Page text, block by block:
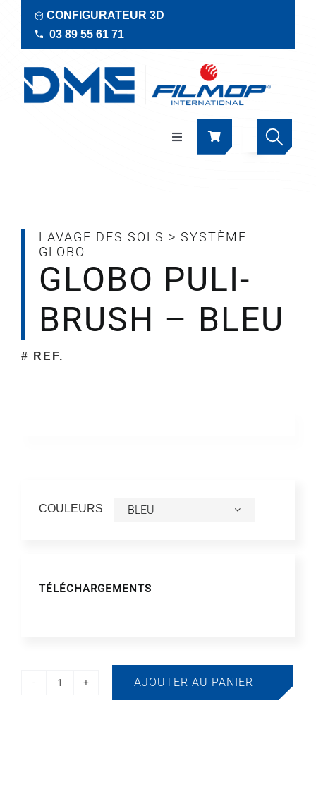
contenu
CONFIGURATEUR 3D
03 89 55 61 71
Navigation
Documentations
Société
LAVAGE DES SOLS > SYSTÈME
GLOBO
GLOBO PULI-
BRUSH – BLEU
# REF.
COULEURS
TÉLÉCHARGEMENTS
AJOUTER AU PANIER